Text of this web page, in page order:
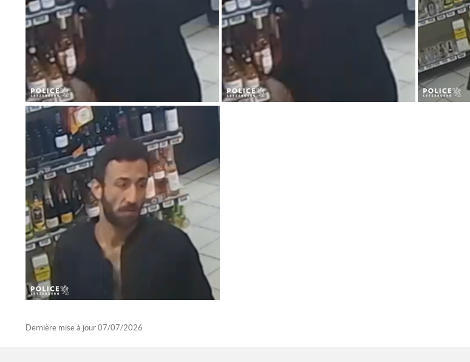
Dernière mise à jour 07/07/2026